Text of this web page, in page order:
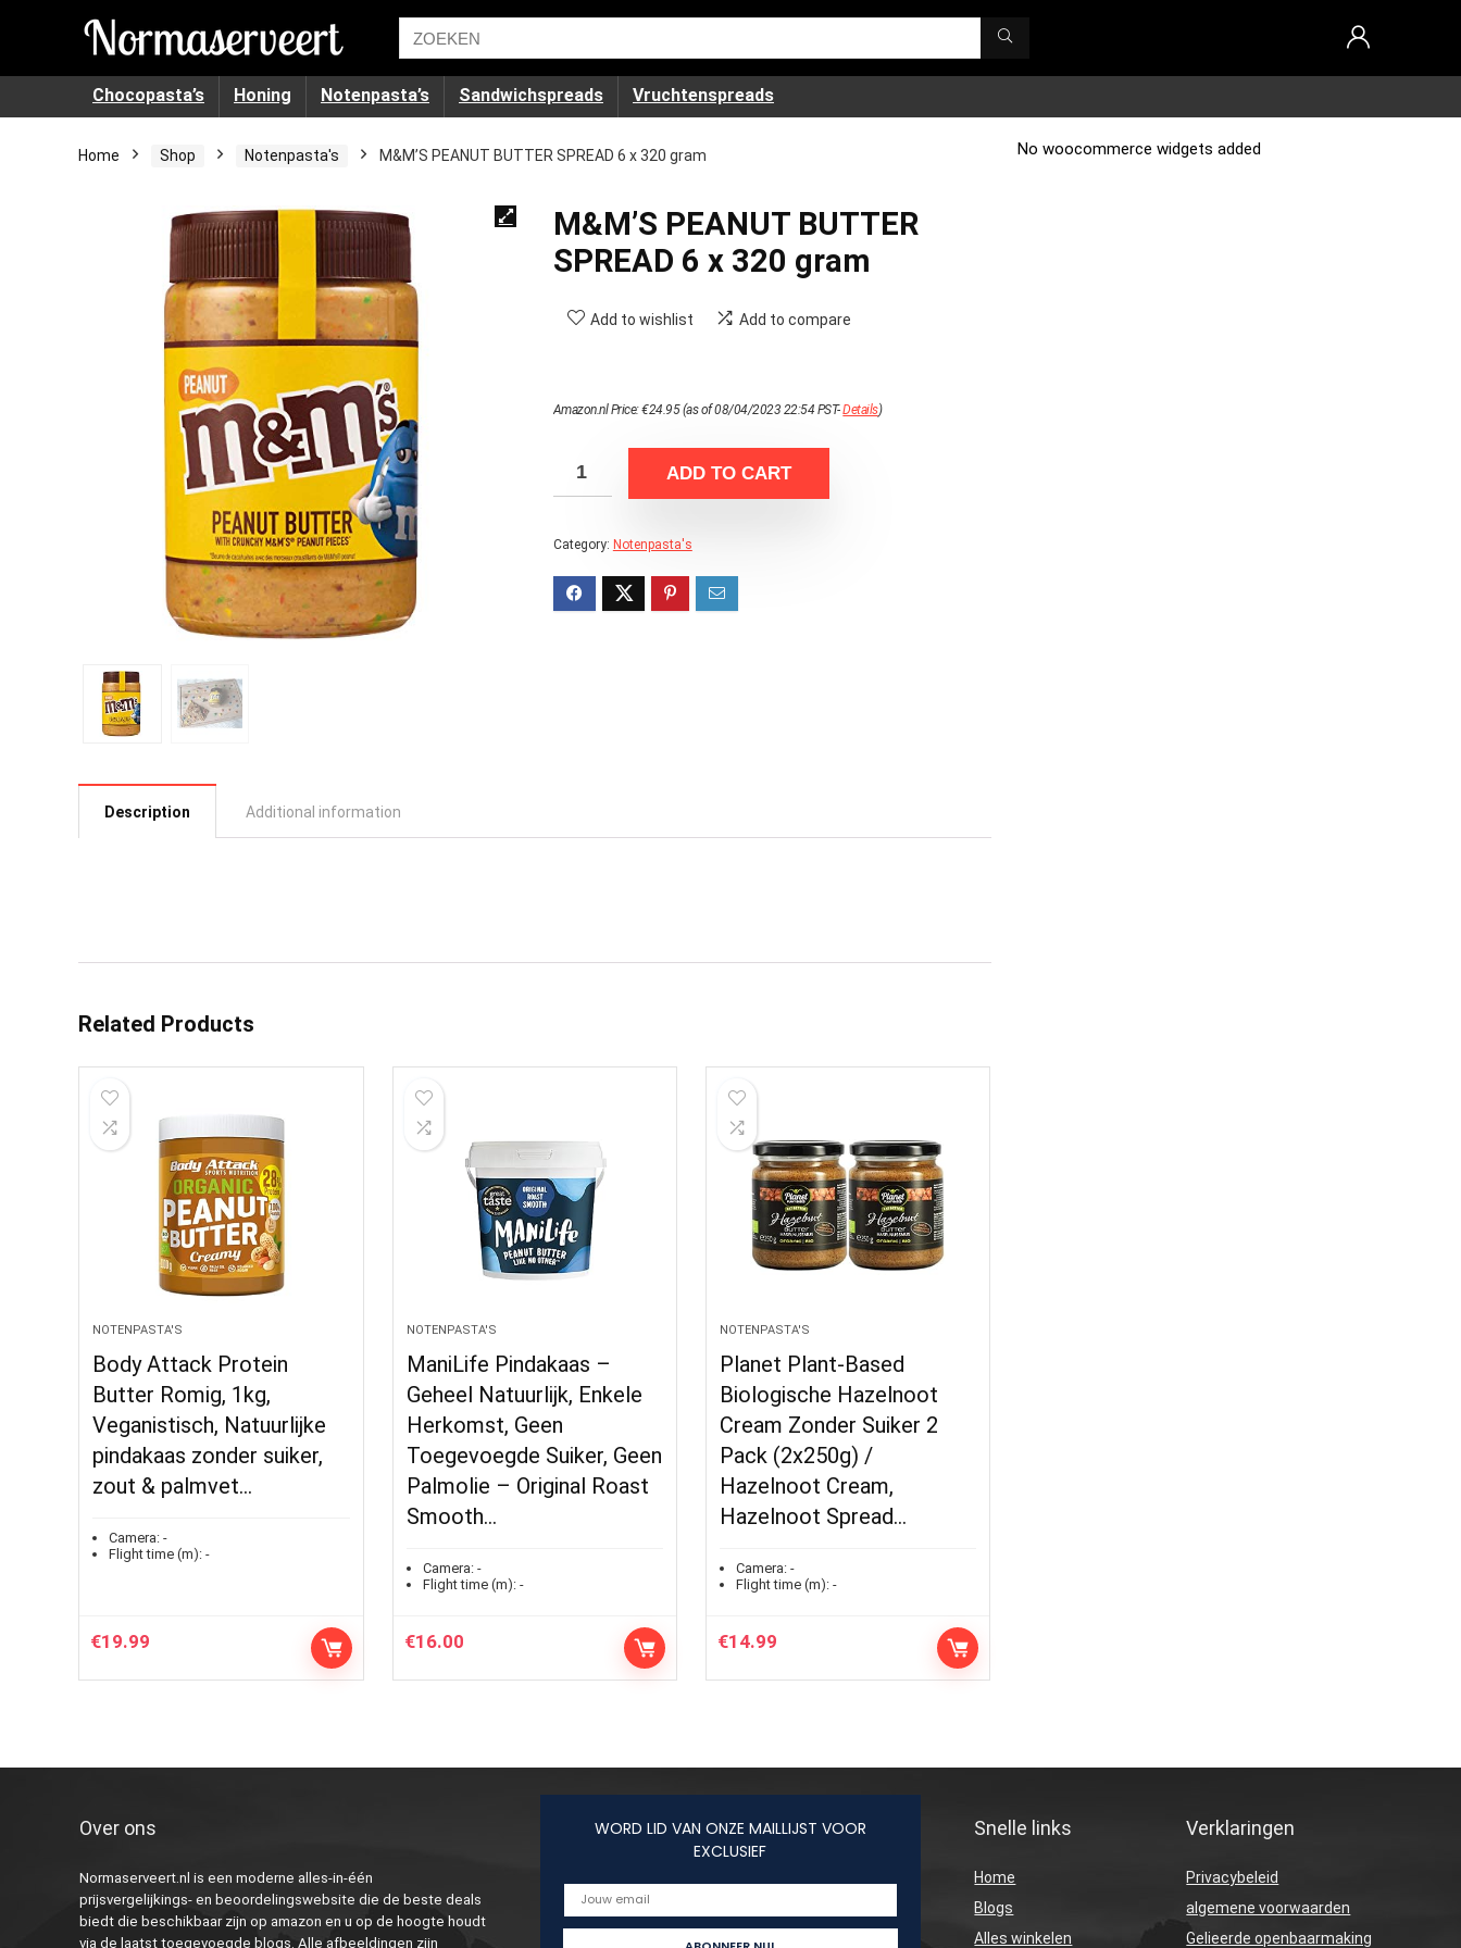
Chocopasta’s Honing Notenpasta’s Sandwichspreads Vruchtenspreads
Home Shop Notenpasta's M&M’S PEANUT BUTTER SPREAD 6 x 320 gram
M&M’S PEANUT BUTTER
SPREAD 6 x 320 gram
Add to wishlist Add to compare
Amazon.nl Price:€24.95(as of 08/04/2023 22:54 PST-Details)
ADD TO CART
Category: Notenpasta's
Description Additional information
Related Products
NOTENPASTA'S
Body Attack Protein
Butter Romig, 1kg,
Veganistisch, Natuurlijke
pindakaas zonder suiker,
zout & palmvet…
Camera: -
Flight time (m): -
€19.99
NOTENPASTA'S
ManiLife Pindakaas –
Geheel Natuurlijk, Enkele
Herkomst, Geen
Toegevoegde Suiker, Geen
Palmolie – Original Roast
Smooth…
Camera:-
Flight time (m):-
€16.00
NOTENPASTA'S
Planet Plant-Based
Biologische Hazelnoot
Cream Zonder Suiker 2
Pack (2x250g) /
Hazelnoot Cream,
Hazelnoot Spread…
Camera: -
Flight time (m): -
€14.99
No woocommerce widgets added
Over ons
Normaserveert.nl is een moderne alles-in-één
prijsvergelijkings- en beoordelingswebsite die de beste deals
biedt die beschikbaar zijn op amazon en u op de hoogte houdt
via de laatst toegevoegde blogs. Alle afbeeldingen zijn
WORD LID VAN ONZE MAILLIJST VOOR
EXCLUSIEF
Snelle links
Home
Blogs
Alles winkelen
Verklaringen
Privacybeleid
algemene voorwaarden
Gelieerde openbaarmaking